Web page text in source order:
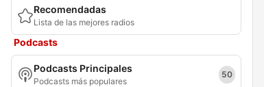
Recomendadas
Lista de las mejores radios
Podcasts
Podcasts Principales
Podcasts más populares
50